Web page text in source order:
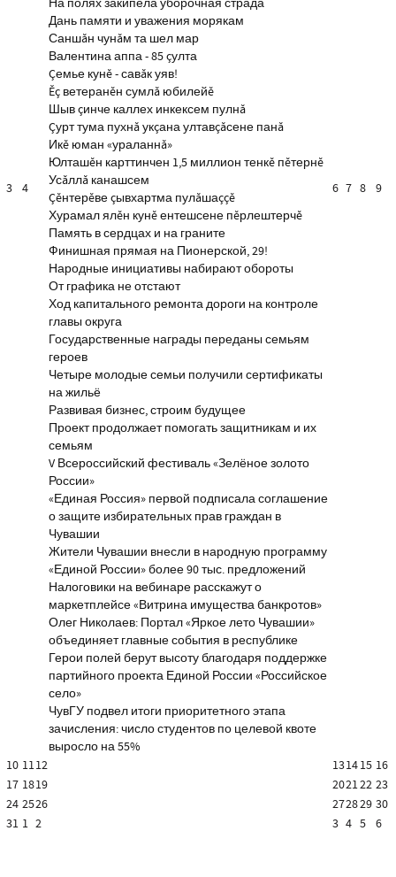
3 4
На полях закипела уборочная страда
Дань памяти и уважения морякам
Саншăн чунăм та шел мар
Валентина аппа - 85 çулта
Çемье кунĕ - савăк уяв!
Ĕç ветеранĕн сумлă юбилейĕ
Шыв çинче каллех инкексем пулнă
Çурт тума пухнă укçана ултавçăсене панă
Икĕ юман «ураланнă»
Юлташĕн карттинчен 1,5 миллион тенкĕ пĕтернĕ
Усăллă канашсем
Çĕнтерĕве çывхартма пулăшаççĕ
Хурамал ялĕн кунĕ ентешсене пĕрлештерчĕ
Память в сердцах и на граните
Финишная прямая на Пионерской, 29!
Народные инициативы набирают обороты
От графика не отстают
Ход капитального ремонта дороги на контроле
главы округа
Государственные награды переданы семьям
героев
Четыре молодые семьи получили сертификаты
на жильё
Развивая бизнес, строим будущее
Проект продолжает помогать защитникам и их
семьям
V Всероссийский фестиваль «Зелёное золото
России»
«Единая Россия» первой подписала соглашение
о защите избирательных прав граждан в
Чувашии
Жители Чувашии внесли в народную программу
«Единой России» более 90 тыс. предложений
Налоговики на вебинаре расскажут о
маркетплейсе «Витрина имущества банкротов»
Олег Николаев: Портал «Яркое лето Чувашии»
объединяет главные события в республике
Герои полей берут высоту благодаря поддержке
партийного проекта Единой России «Российское
село»
ЧувГУ подвел итоги приоритетного этапа
зачисления: число студентов по целевой квоте
выросло на 55%
6 7 8 9
10 1112 131415 16
17 1819 202122 23
24 2526 272829 30
31 1 2 3 4 5 6